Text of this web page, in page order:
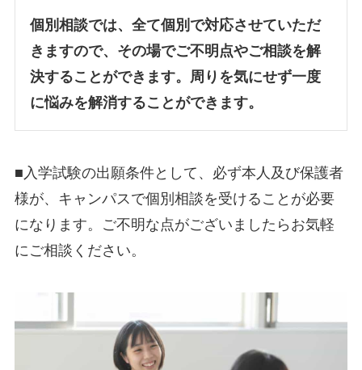
個別相談では、全て個別で対応させていただ
きますので、その場でご不明点やご相談を解
決することができます。周りを気にせず一度
に悩みを解消することができます。
■入学試験の出願条件として、必ず本人及び保護者
様が、キャンパスで個別相談を受けることが必要
になります。ご不明な点がございましたらお気軽
にご相談ください。